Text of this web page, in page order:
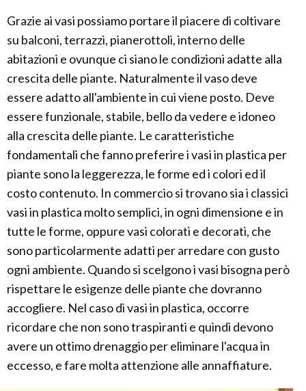
Grazie ai vasi possiamo portare il piacere di coltivare
su balconi, terrazzi, pianerottoli, interno delle
abitazioni e ovunque ci siano le condizioni adatte alla
crescita delle piante. Naturalmente il vaso deve
essere adatto all'ambiente in cui viene posto. Deve
essere funzionale, stabile, bello da vedere e idoneo
alla crescita delle piante. Le caratteristiche
fondamentali che fanno preferire i vasi in plastica per
piante sono la leggerezza, le forme ed i colori ed il
costo contenuto. In commercio si trovano sia i classici
vasi in plastica molto semplici, in ogni dimensione e in
tutte le forme, oppure vasi colorati e decorati, che
sono particolarmente adatti per arredare con gusto
ogni ambiente. Quando si scelgono i vasi bisogna però
rispettare le esigenze delle piante che dovranno
accogliere. Nel caso di vasi in plastica, occorre
ricordare che non sono traspiranti e quindi devono
avere un ottimo drenaggio per eliminare l'acqua in
eccesso, e fare molta attenzione alle annaffiature.